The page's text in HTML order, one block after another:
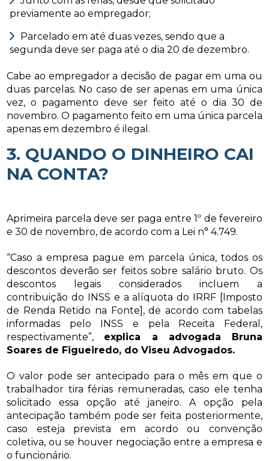
previamente ao empregador;
Parcelado em até duas vezes, sendo que a
segunda deve ser paga até o dia 20 de dezembro.
Cabe ao empregador a decisão de pagar em uma ou
duas parcelas. No caso de ser apenas em uma única
vez, o pagamento deve ser feito até o dia 30 de
novembro. O pagamento feito em uma única parcela
apenas em dezembro é ilegal.
3. QUANDO O DINHEIRO CAI
NA CONTA?
Aprimeira parcela deve ser paga entre 1º de fevereiro
e 30 de novembro, de acordo com a Lei n° 4.749.
“Caso a empresa pague em parcela única, todos os
descontos deverão ser feitos sobre salário bruto. Os
descontos legais considerados incluem a
contribuição do INSS e a alíquota do IRRF [Imposto
de Renda Retido na Fonte], de acordo com tabelas
informadas pelo INSS e pela Receita Federal,
respectivamente”, explica a advogada Bruna
Soares de Figueiredo, do Viseu Advogados.
O valor pode ser antecipado para o mês em que o
trabalhador tira férias remuneradas, caso ele tenha
solicitado essa opção até janeiro. A opção pela
antecipação também pode ser feita posteriormente,
caso esteja prevista em acordo ou convenção
coletiva, ou se houver negociação entre a empresa e
o funcionário.